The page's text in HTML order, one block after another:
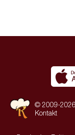
© 2009-
Kontakt